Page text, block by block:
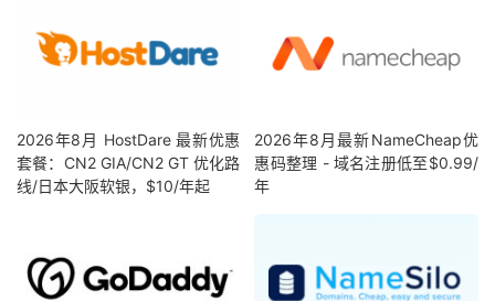
2026年8月 HostDare 最新优惠
套餐：CN2 GIA/CN2 GT 优化路
线/日本大阪软银，$10/年起
2026年8月最新NameCheap优
惠码整理 - 域名注册低至$0.99/
年